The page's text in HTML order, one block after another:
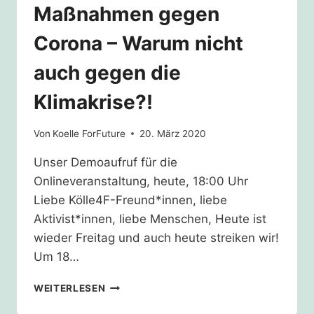
Maßnahmen gegen
Corona – Warum nicht
auch gegen die
Klimakrise?!
Von Koelle ForFuture 20. März 2020
Unser Demoaufruf für die
Onlineveranstaltung, heute, 18:00 Uhr
Liebe Kölle4F-Freund*innen, liebe
Aktivist*innen, liebe Menschen, Heute ist
wieder Freitag und auch heute streiken wir!
Um 18…
WEITERLESEN MASSNAHMEN G